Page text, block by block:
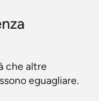
che altre
eguagliare.